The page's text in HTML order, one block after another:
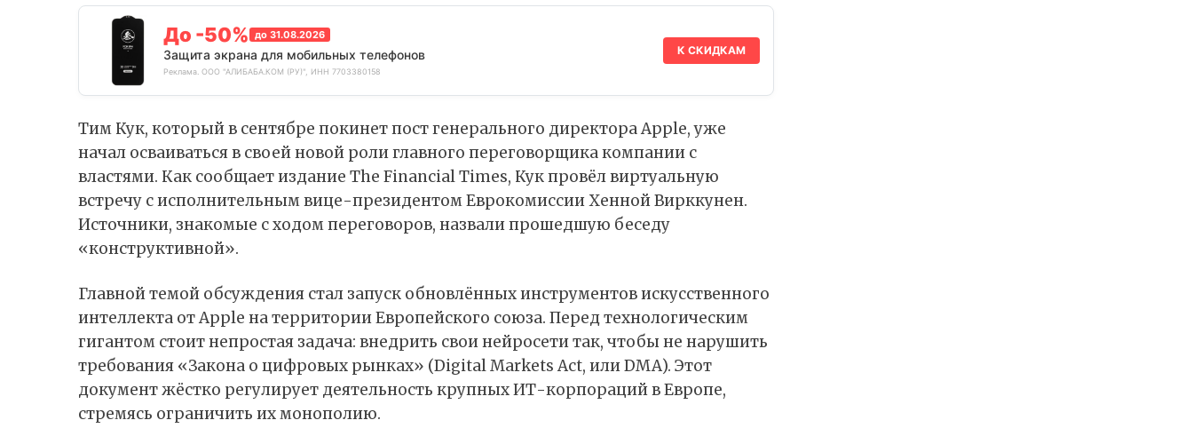
До -50% до 31.08.2026
Защита экрана для мобильных телефонов
Реклама. ООО "АЛИБАБА.КОМ (РУ)", ИНН 7703380158
К СКИДКАМ
Тим Кук, который в сентябре покинет пост генерального директора Apple, уже
начал осваиваться в своей новой роли главного переговорщика компании с
властями. Как сообщаетиздание The Financial Times, Кук провёл виртуальную
встречу с исполнительным вице-президентом Еврокомиссии Хенной Вирккунен.
Источники, знакомые с ходом переговоров, назвали прошедшую беседу
«конструктивной».
Главной темой обсуждения стал запуск обновлённых инструментов искусственного
интеллекта от Apple на территории Европейского союза. Перед технологическим
гигантом стоит непростая задача: внедрить свои нейросети так, чтобы не нарушить
требования «Закона о цифровых рынках» (Digital Markets Act, или DMA). Этот
документ жёстко регулирует деятельность крупных ИТ-корпораций в Европе,
стремясь ограничить их монополию.